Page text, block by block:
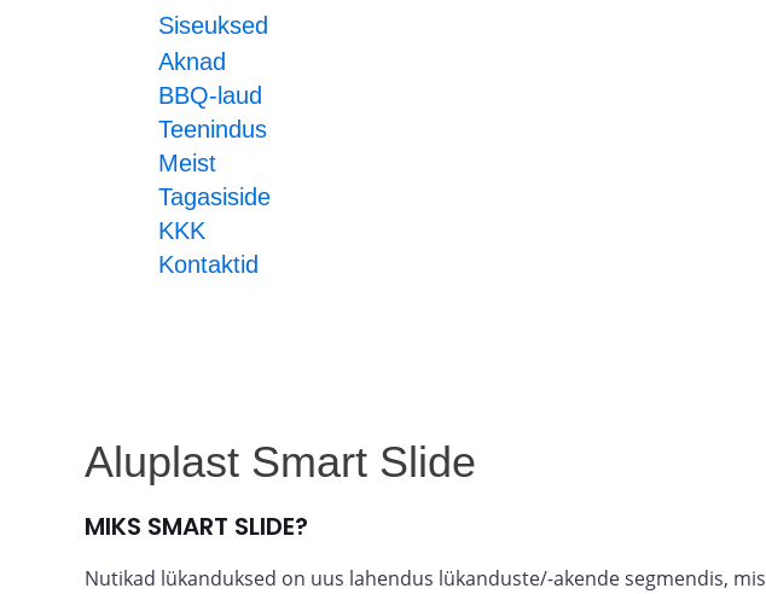
Siseuksed
Aknad
BBQ-laud
Teenindus
Meist
Tagasiside
KKK
Kontaktid
Aluplast Smart Slide
MIKS SMART SLIDE?
Nutikad lükanduksed on uus lahendus lükanduste/-akende segmendis, mis